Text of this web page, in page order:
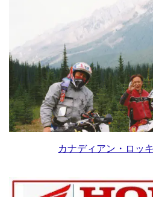
カナディアン・ロ